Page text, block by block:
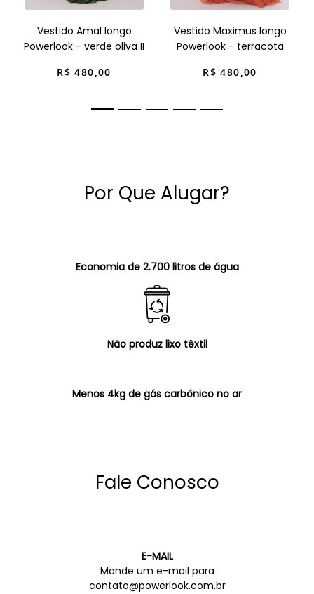
Vestido Amal longo
Powerlook - verde oliva II
R$ 480,00
Vestido Maximus longo
Powerlook - terracota
R$ 480,00
Por Que Alugar?
Economia de 2.700 litros de água
Não produz lixo têxtil
Menos 4kg de gás carbônico no ar
Fale Conosco
E-MAIL
Mande um e-mail para
contato@powerlook.com.br